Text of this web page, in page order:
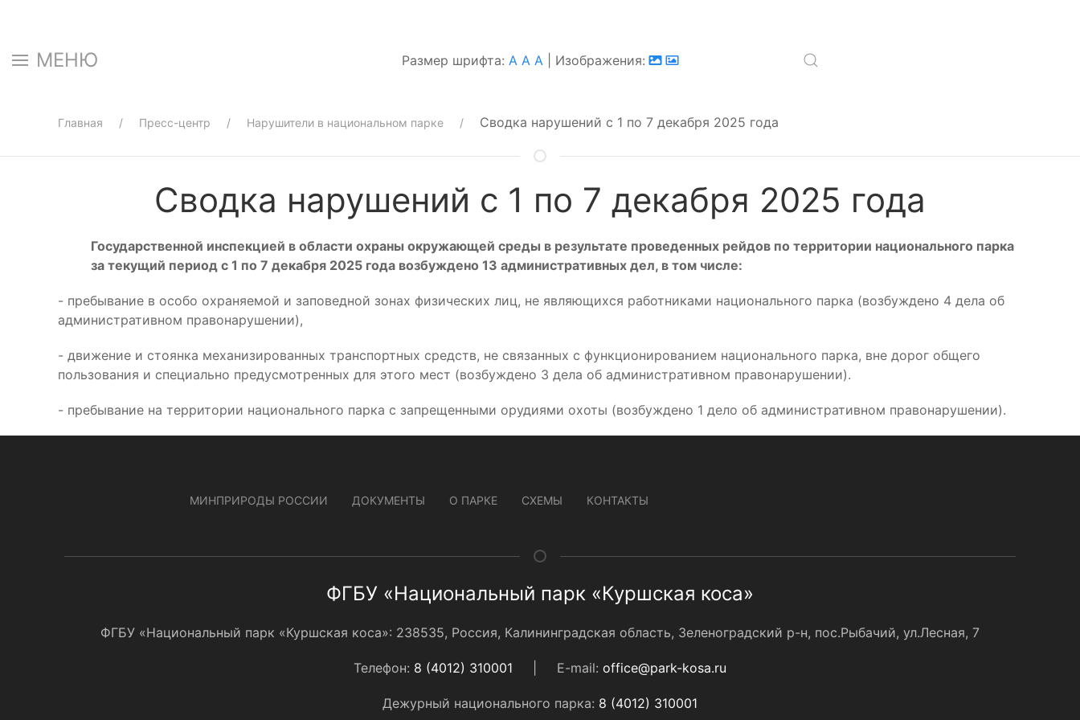
МЕНЮ Размер шрифта: A A A| Изображения:
Главная Пресс-центр Нарушители в национальном парке Сводка нарушений с 1 по 7 декабря 2025 года
Сводка нарушений с 1 по 7 декабря 2025 года
Государственной инспекцией в области охраны окружающей среды в результате проведенных рейдов по территории национального парка
за текущий период с 1 по 7 декабря 2025 года возбуждено 13 административных дел, в том числе:
- пребывание в особо охраняемой и заповедной зонах физических лиц, не являющихся работниками национального парка (возбуждено 4 дела об
административном правонарушении),
- движение и стоянка механизированных транспортных средств, не связанных с функционированием национального парка, вне дорог общего
пользования и специально предусмотренных для этого мест (возбуждено 3 дела об административном правонарушении).
- пребывание на территории национального парка с запрещенными орудиями охоты (возбуждено 1 дело об административном правонарушении).
МИНПРИРОДЫ РОССИИ ДОКУМЕНТЫ О ПАРКЕ СХЕМЫ КОНТАКТЫ
ФГБУ «Национальный парк «Куршская коса»
ФГБУ «Национальный парк «Куршская коса»: 238535, Россия, Калининградская область, Зеленоградский р-н, пос.Рыбачий, ул.Лесная, 7
Телефон: 8 (4012) 310001 E-mail: office@park-kosa.ru
Дежурный национального парка: 8 (4012) 310001